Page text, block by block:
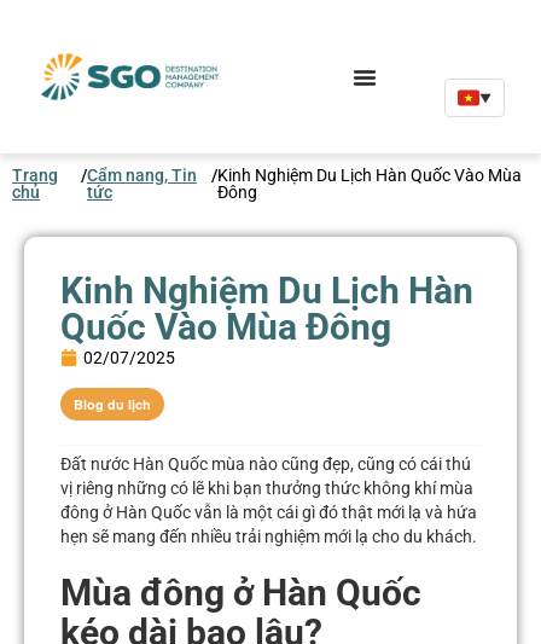
▼
Trang
chủ
/Cẩm nang, Tin
tức
/Kinh Nghiệm Du Lịch Hàn Quốc Vào Mùa
Đông
Kinh Nghiệm Du Lịch Hàn
Quốc Vào Mùa Đông
02/07/2025
Blog du lịch
Đất nước Hàn Quốc mùa nào cũng đẹp, cũng có cái thú
vị riêng những có lẽ khi bạn thưởng thức không khí mùa
đông ở Hàn Quốc vẫn là một cái gì đó thật mới lạ và hứa
hẹn sẽ mang đến nhiều trải nghiệm mới lạ cho du khách.
Mùa đông ở Hàn Quốc
kéo dài bao lâu?